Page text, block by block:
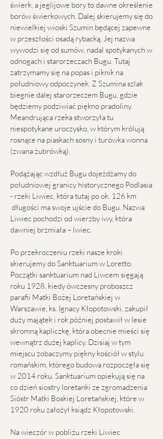
świerk, a jeglijowe bory to dawne określenie
borów świerkowych. Dalej skierujemy się do
niewielkiej wioski Szumin będącej zapewne
w przeszłości osadą rybacką. Jej nazwa
wywodzi się od sumów, nadal spotykanych w
odnogach i starorzeczach Bugu. Tutaj
zatrzymamy się na popas i piknik na
południowy odpoczynek. Z Szumina szlak
biegnie dalej starorzeczem Bugu, gdzie
będziemy podziwiać piękno pradoliny.
Meandrująca rzeka stworzyła tu
niespotykane uroczysko, w którym królują
rosnące na piaskach sosny i turówka wonna
(zwana żubrówką).
Podążając wzdłuż Bugu dojeżdżamy do
południowej granicy historycznego Podlasia
- rzeki Liwiec, która tutaj po ok. 126 km
długości ma swoje ujście do Bugu. Nazwa
Liwiec pochodzi od wierzby iwy, która
dawniej brzmiała – lwiec.
Po przekroczeniu rzeki nasze kroki
skierujemy do Sanktuarium w Loretto.
Początki sanktuarium nad Liwcem sięgają
roku 1928, kiedy ówczesny proboszcz
parafii Matki Bożej Loretańskiej w
Warszawie, ks. Ignacy Kłopotowski, zakupił
duży majątek i rok później postawił w lesie
skromną kapliczkę, która obecnie mieści się
wewnątrz dużej kaplicy. Dzisiaj w tym
miejscu zobaczymy piękny kościół w stylu
romańskim, którego budowa rozpoczęła się
w 2014 roku. Sanktuarium opiekują się na
co dzień siostry loretanki ze zgromadzenia
Sióstr Matki Boskiej Loretańskiej, które w
1920 roku założył ksiądz Kłopotowski.
Na wieczór w pobliżu rzeki Liwiec